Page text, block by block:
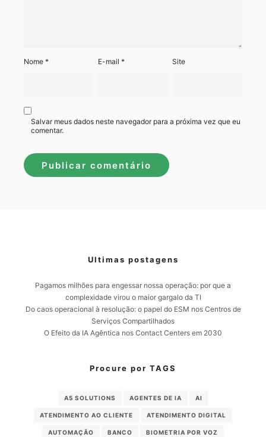
Nome * E-mail* Site
Salvar meus dados neste navegador para a próxima vez que eu
comentar.
Ultimas postagens
Pagamos milhões para engessar nossa operação: por que a
complexidade virou o maior gargalo da TI
Do caos operacional à resolução: o papel do ESM nos Centros de
Serviços Compartilhados
O Efeito da IA Agêntica nos Contact Centers em 2030
Procure por TAGS
A5 SOLUTIONS AGENTES DE IA AI
ATENDIMENTO AO CLIENTE ATENDIMENTO DIGITAL
AUTOMAÇÃO BANCO BIOMETRIA POR VOZ